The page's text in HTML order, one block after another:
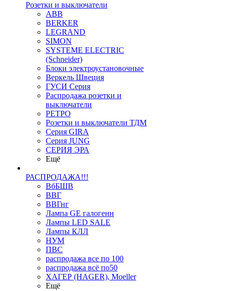
Розетки и выключатели
ABB
BERKER
LEGRAND
SIMON
SYSTEME ELECTRIC
(Schneider)
Блоки электроустановочные
Веркель Швеция
ГУСИ Серия
Распродажа розетки и
выключатели
РЕТРО
Розетки и выключатели ТДМ
Серия GIRA
Серия JUNG
СЕРИЯ ЭРА
Ещё
РАСПРОДАЖА!!!
ВбБШВ
ВВГ
ВВГнг
Лампа GE галогенн
Лампы LED SALE
Лампы КЛЛ
НУМ
ПВС
распродажа все по 100
распродажа всё по50
ХАГЕР (HAGER), Moeller
Ещё